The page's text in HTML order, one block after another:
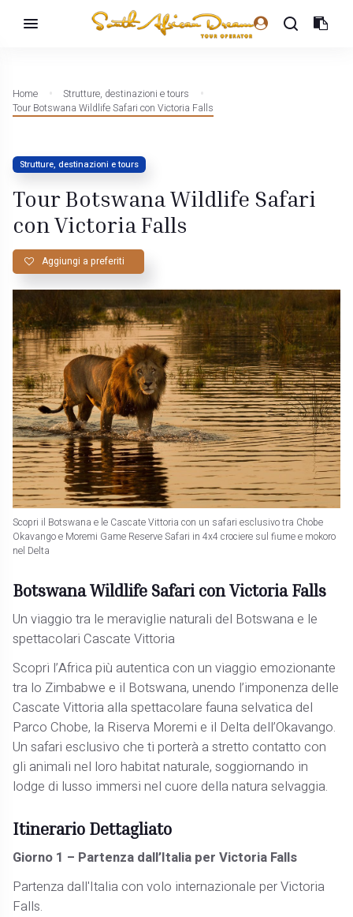
Home
Strutture, destinazioni e tours
Tour Botswana Wildlife Safari con Victoria Falls
Strutture, destinazioni e tours
Tour Botswana Wildlife Safari
con Victoria Falls
Aggiungi a preferiti
Scopri il Botswana e le Cascate Vittoria con un safari esclusivo tra Chobe
Okavango e Moremi Game Reserve Safari in 4x4 crociere sul fiume e mokoro
nel Delta
Botswana Wildlife Safari con Victoria Falls
Un viaggio tra le meraviglie naturali del Botswana e le
spettacolari Cascate Vittoria
Scopri l’Africa più autentica con un viaggio emozionante
tra lo Zimbabwe e il Botswana, unendo l’imponenza delle
Cascate Vittoria alla spettacolare fauna selvatica del
Parco Chobe, la Riserva Moremi e il Delta dell’Okavango.
Un safari esclusivo che ti porterà a stretto contatto con
gli animali nel loro habitat naturale, soggiornando in
lodge di lusso immersi nel cuore della natura selvaggia.
Itinerario Dettagliato
Giorno 1 – Partenza dall’Italia per Victoria Falls
Partenza dall'Italia con volo internazionale per Victoria
Falls.